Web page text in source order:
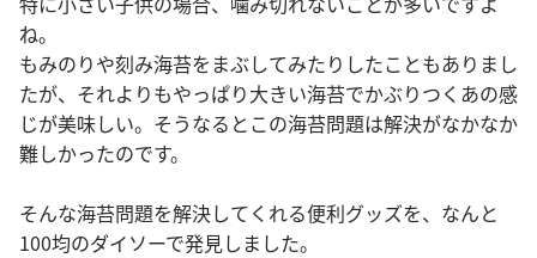
ね。
もみのりや刻み海苔をまぶしてみたりしたこともありまし
たが、それよりもやっぱり大きい海苔でかぶりつくあの感
じが美味しい。そうなるとこの海苔問題は解決がなかなか
難しかったのです。
そんな海苔問題を解決してくれる便利グッズを、なんと
100均のダイソーで発見しました。